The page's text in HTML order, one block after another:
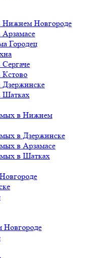
Нижнем Новгороде
Арзамасе
Городец
Кстово
Дзержинске
Шатках
в Нижнем
в Дзержинске
в Арзамасе
в Шатках
Новгороде